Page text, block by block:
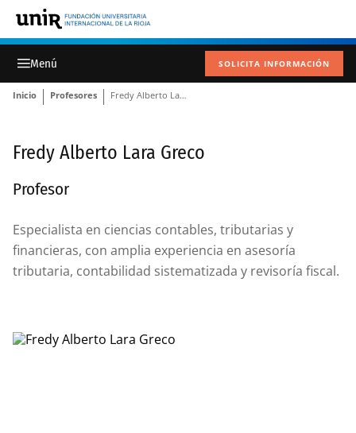
SOLICITA INFORMACIÓN
Inicio Profesores Fredy Alberto Lara Greco
Fredy Alberto Lara Greco
Profesor
Especialista en ciencias contables, tributarias y
financieras, con amplia experiencia en asesoría
tributaria, contabilidad sistematizada y revisoría fiscal.